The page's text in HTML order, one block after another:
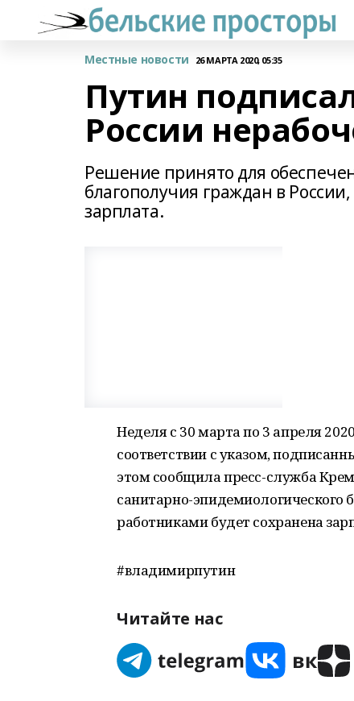
Местные новости 26 МАРТА 2020, 05:35
Путин
России
Решение принято для
благополучия граждан в
зарплата.
Неделя с 30 марта по 3 апреля
соответствии с указом,
этом сообщила пресс-служба
санитарно-эпидемиологического
работниками будет сохранена
#владимирпутин
Читайте нас